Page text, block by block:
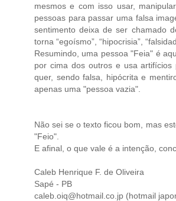
mesmos e com isso usar,
pessoas para passar uma falsa
sentimento deixa de ser chamado
torna “egoísmo”, “hipocrisia”,
Resumindo, uma pessoa "Feia" é
por cima dos outros e usa artifícios
quer, sendo falsa, hipócrita e
apenas uma "pessoa vazia".
Não sei se o texto ficou bom, mas
"Feio".
E afinal, o que vale é a intenção,
Caleb Henrique F. de Oliveira
Sapé - PB
caleb.oiq@hotmail.co.jp (hotmail